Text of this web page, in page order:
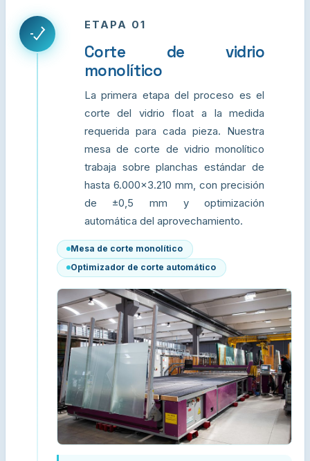
ETAPA 01
Corte de vidrio
monolítico
La primera etapa del proceso es el
corte del vidrio float a la medida
requerida para cada pieza. Nuestra
mesa de corte de vidrio monolítico
trabaja sobre planchas estándar de
hasta 6.000×3.210 mm, con precisión
de ±0,5 mm y optimización
automática del aprovechamiento.
Mesa de corte monolítico
Optimizador de corte automático